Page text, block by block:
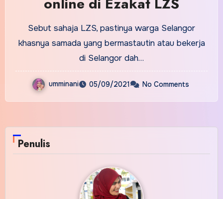
Sebut sahaja LZS, pastinya warga Selangor
khasnya samada yang bermastautin atau bekerja
di Selangor dah…
umminani 05/09/2021 No Comments
Penulis